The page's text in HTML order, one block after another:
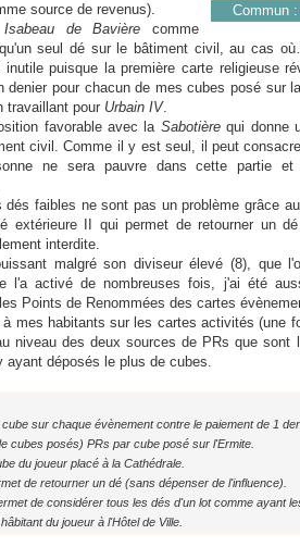
Commun
source de revenus).
Isabeau de Bavière comme
seul dé sur le bâtiment civil, au cas
inutile puisque la première carte religieuse
denier pour chacun de mes cubes posé sur
travaillant pour Urbain IV.
favorable avec la Sabotièrequi donne
civil. Comme il y est seul, il peut
ne sera pauvre dans cette partie
dés faibles ne sont pas un problème grâce
extérieure II qui permet de retourner un
interdite.
malgré son diviseur élevé (8), que
l'a activé de nombreuses fois, j'ai été
Points de Renommées des cartes
mes habitants sur les cartes activités (une
niveau des deux sources de PRs que sont
ayant déposés le plus de cubes.
sur chaque évènement contre le paiement de 1
cubes posés) PRs par cube posé sur l'Ermite.
du joueur placé à la Cathédrale.
de retourner un dé (sans dépenser de l'influence).
de considérer tous les dés d'un lot comme ayant
du joueur à l'Hôtel de Ville.